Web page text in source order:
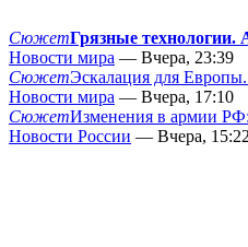
СюжетГрязные
Новости мира — Вчера, 23:39
СюжетЭскалация для
Новости мира — Вчера, 17:10
СюжетИзменения в армии
Новости России — Вчера, 15:22